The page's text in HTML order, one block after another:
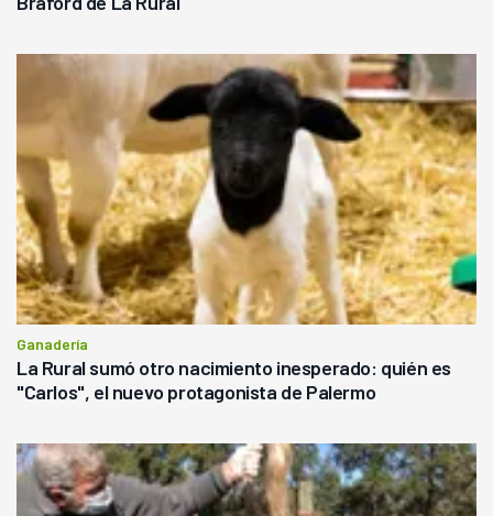
Ganadería
La Rural sumó otro nacimiento inesperado: quién es
"Carlos", el nuevo protagonista de Palermo